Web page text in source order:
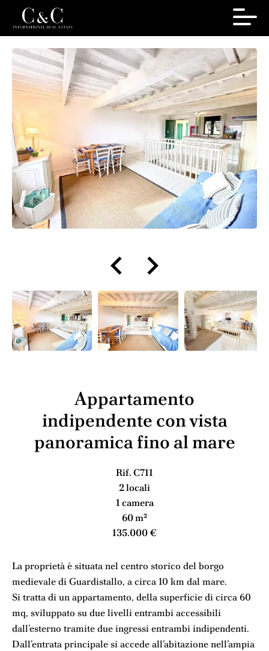
Appartamento
indipendente con vista
panoramica fino al mare
Rif. C711
2 locali
1 camera
60 m²
135.000 €
La proprietà è situata nel centro storico del borgo
medievale di Guardistallo, a circa 10 km dal mare.
Si tratta di un appartamento, della superficie di circa 60
mq, sviluppato su due livelli entrambi accessibili
dall’esterno tramite due ingressi entrambi indipendenti.
Dall’entrata principale si accede all’abitazione nell’ampia